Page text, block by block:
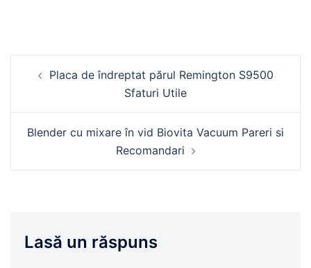
Placa de îndreptat părul Remington S9500
Sfaturi Utile
Blender cu mixare în vid Biovita Vacuum Pareri si
Recomandari
Lasă un răspuns